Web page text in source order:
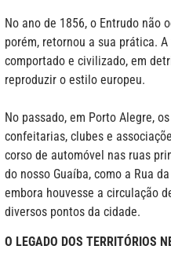
No ano de 1856, o Entrudo não
porém, retornou a sua prática.
comportado e civilizado, em
reproduzir o estilo europeu.
No passado, em Porto Alegre,
confeitarias, clubes e
corso de automóvel nas ruas
do nosso Guaíba, como a Rua
embora houvesse a circulação
diversos pontos da cidade.
O LEGADO DOS TERRITÓRIOS